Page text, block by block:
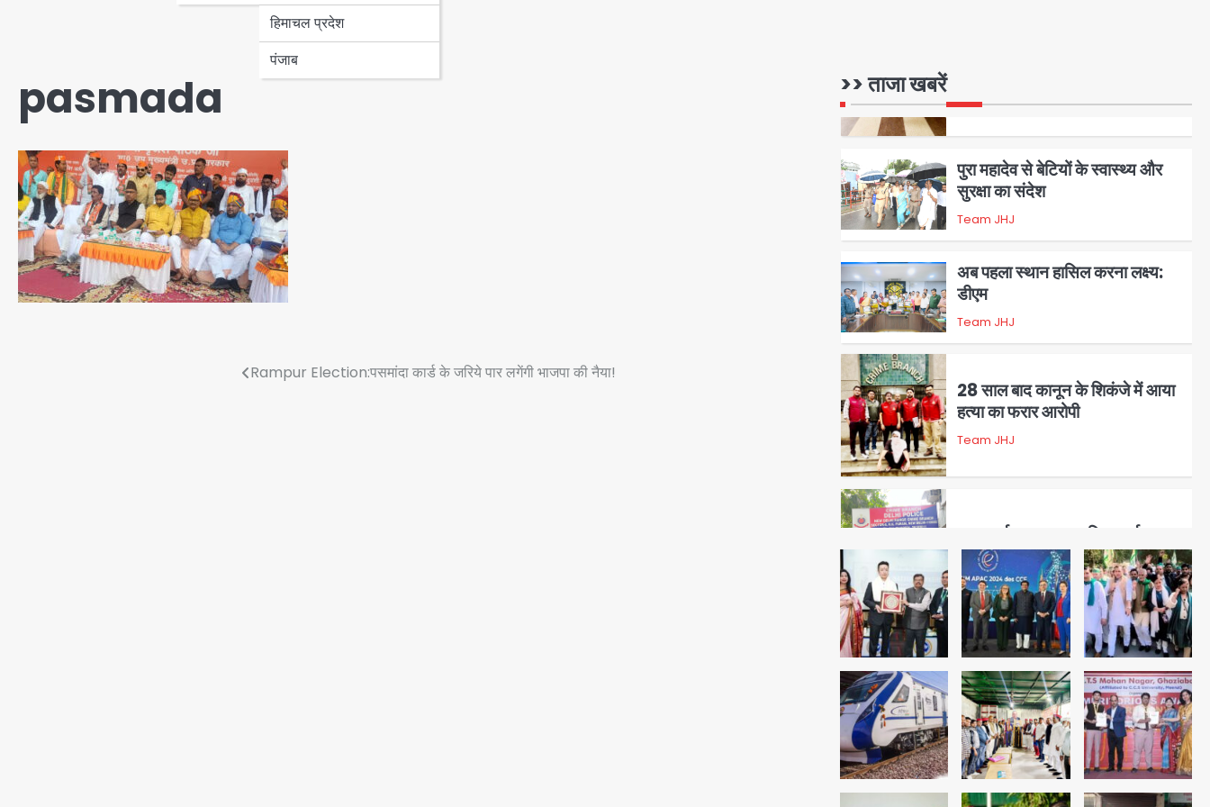
हिमाचल प्रदेश
पंजाब
pasmada
Rampur Election:पसमांदा कार्ड के जरिये पार लगेंगी भाजपा की नैया!
>> ताजा खबरें
5
1
पुरा महादेव से बेटियों के स्वास्थ्य और
सुरक्षा का संदेश
Team JHJ
2
अब पहला स्थान हासिल करना लक्ष्य:
डीएम
Team JHJ
3
28 साल बाद कानून के शिकंजे में आया
हत्या का फरार आरोपी
Team JHJ
4
डबल मर्डर का मुख्य साजिशकर्ता
क्राइम ब्रांच के हत्थे
Team JHJ
5
रोहित चौधरी गैंग का कुख्यात बदमाश
राजस्थान से गिरफ्तार
Team JHJ